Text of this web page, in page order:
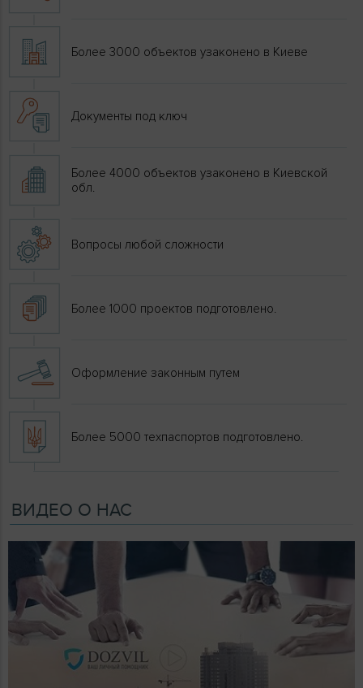
Более 3000 объектов узаконено в Киеве
Документы под ключ
Более 4000 объектов узаконено в Киевской
обл.
Вопросы любой сложности
Более 1000 проектов подготовлено.
Оформление законным путем
Более 5000 техпаспортов подготовлено.
ВИДЕО О НАС